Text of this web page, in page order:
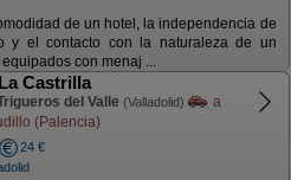
de un hotel, la independencia de
y el contacto con la naturaleza de un
con menaj ...
Castrilla
del Valle (Valladolid)
a
(Palencia)
24 €